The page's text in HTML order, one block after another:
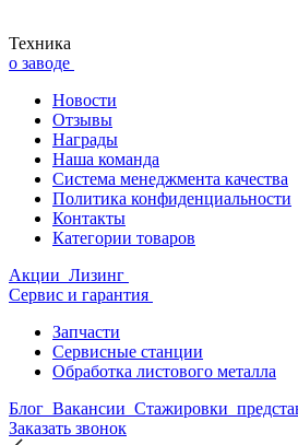
Техника
о заводе
Новости
Отзывы
Награды
Наша команда
Система менеджмента качества
Политика конфиденциальности
Контакты
Категории товаров
Акции Лизинг
Сервис и гарантия
Запчасти
Сервисные станции
Обработка листового металла
Блог Вакансии Стажировки
Заказать звонок